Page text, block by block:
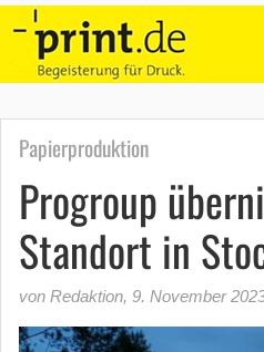
Papierproduktion
Progroup
Standort in
von Redaktion, 9. November